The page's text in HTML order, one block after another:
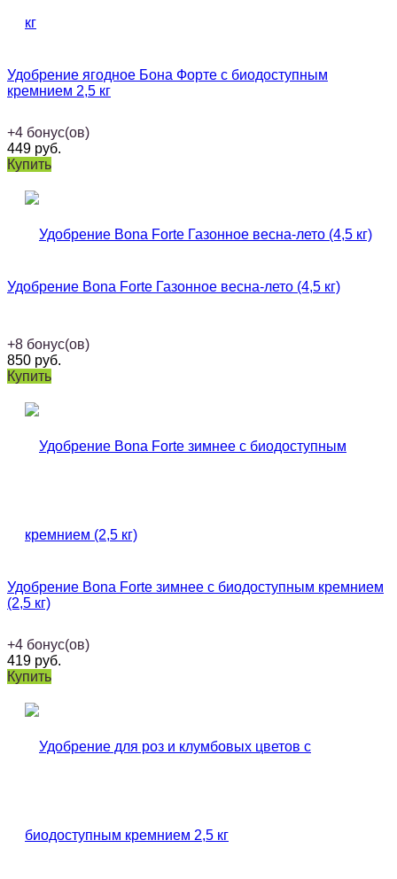
Удобрение ягодное Бона Форте с биодоступным
кремнием 2,5 кг
+4 бонус(ов)
449 руб.
Купить
Удобрение Bona Forte Газонное весна-лето (4,5 кг)
+8 бонус(ов)
850 руб.
Купить
Удобрение Bona Forte зимнее с биодоступным кремнием
(2,5 кг)
+4 бонус(ов)
419 руб.
Купить